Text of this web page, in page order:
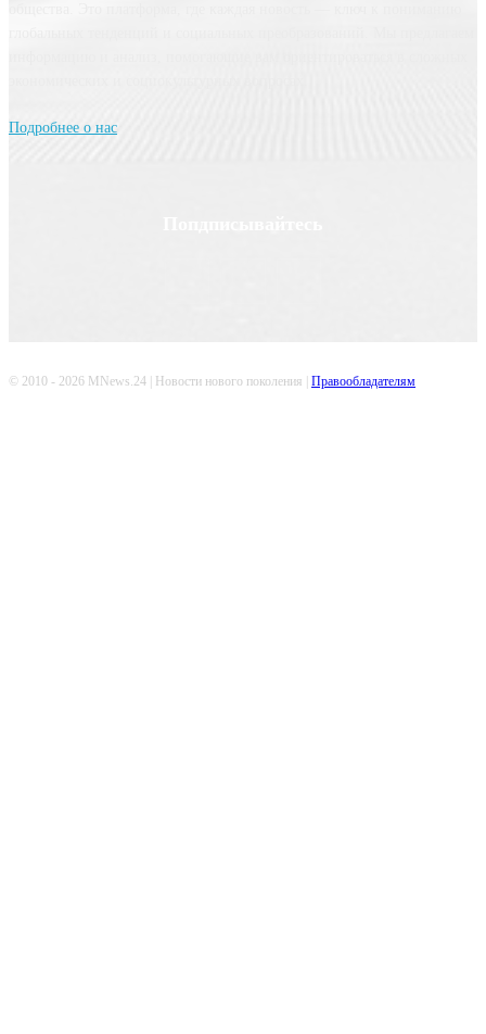
Подробнее о нас
© 2010 - 2026 MNews.24 | Новости нового поколения | Правообладателям